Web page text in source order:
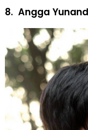
8. Angga